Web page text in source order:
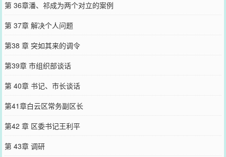
第 36章潘、祁成为两个对立的案例
第 37章 解决个人问题
第38 章 突如其来的调令
第39章 市组织部谈话
第 40章 书记、市长谈话
第41章白云区常务副区长
第42 章 区委书记王利平
第 43章 调研